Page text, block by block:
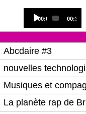
Player
Current
00:00
Total
00:33
Abcdaire #3
nouvelles
Musiques et
La planète rap de